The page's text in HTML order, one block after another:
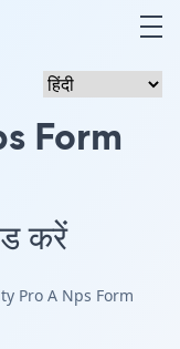
Form
करें
Pro A Nps Form